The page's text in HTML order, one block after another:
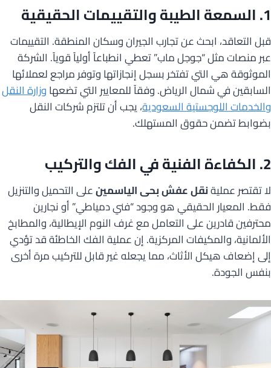
1. السمعة الطيبة والتقييمات الحقيقية
قبل التعاقد، ابحث عن تجارب الجيران وسكان المنطقة. التقييمات
عبر منصات مثل “جوجل ماب” تعطي انطباعاً أولياً قوياً. الشركة
الموثوقة هي التي تفتخر بسجل إنجازاتها وتوفر مراجع لعملائها
السابقين في شمال الرياض. وفقاً للمعايير التي تضعهاوزارة النقل
والخدمات اللوجستية السعودية، يجب أن تلتزم شركات النقل
بضوابط تضمن حقوق المستهلك.
2. الكفاءة الفنية في الفك والتركيب
لا تقتصر عمليةنقل عفش بحى الياسمينعلى التحميل والتنزيل
فقط. المعيار الحقيقي هو وجود “فني دمياطي” أو نجارين
محترفين قادرين على التعامل مع غرف النوم الإيطالية، والمطابخ
الألمانية، والمكيفات المركزية. إن عملية الفك الخاطئة قد تؤدي
إلى إضعاف هيكل الأثاث، مما يجعله غير قابل للتركيب مرة أخرى
بنفس الجودة.